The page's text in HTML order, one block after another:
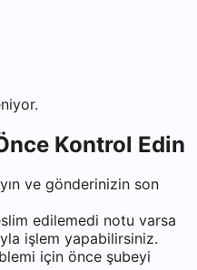
Kontrol Edin
ve gönderinizin son
edilemedi notu varsa
işlem yapabilirsiniz.
için önce şubeyi